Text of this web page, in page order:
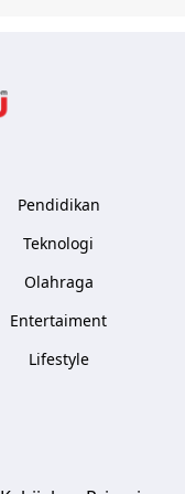
Pendidikan
Teknologi
Olahraga
Entertaiment
Lifestyle